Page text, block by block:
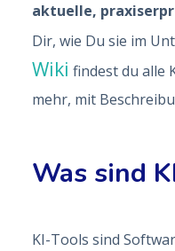
aktuelle,
Dir, wie Du sie im
Wiki findest du alle
mehr, mit
Was sind
KI-Tools sind